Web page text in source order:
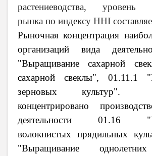
растениеводства, уровень
рынка по индексу HHI
Рыночная концентрация
организаций вида
"Выращивание сахарной
сахарной свеклы", 01.11.1
зерновых культур".
концентрировано
деятельности 01.16
волокнистых прядильных
"Выращивание